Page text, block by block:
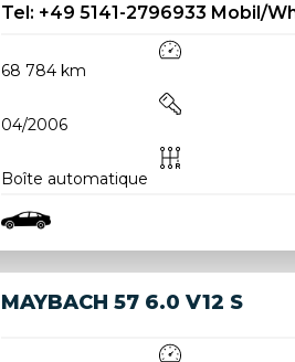
Tel: +49 5141-2796933 Mobil/
68 784 km
04/2006
Boîte automatique
MAYBACH 57 6.0 V12 S